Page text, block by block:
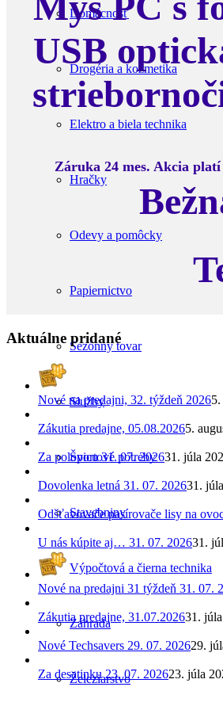
Domácnosť
Drogéria a kozmetika
Elektro a biela technika
Hračky
Odevy a pomôcky
Papiernictvo
Sezónny tovar
Služby
Športové potreby
Stavebniny
Výpočtová a čierna technika
Záhrada
Železiarstvo
USB
Záruka 24 mes. Akcia
Aktuálne pridané
Nové na predajni, 32. týždeň 2026
Zákutia predajne, 05.08.20265.
Za polovicu 31. 07. 202631. júla
Dovolenka letná 31. 07. 202631.
Odšťavovače pasírovače lisy na
U nás kúpite aj… 31. 07. 202631.
Nové na predajni 31 týždeň 31. 07.
Zákutia predajne, 31.07.202631.
Nové Techsavers 29. 07. 202629.
Za desatinku 23. 07. 202623. júla